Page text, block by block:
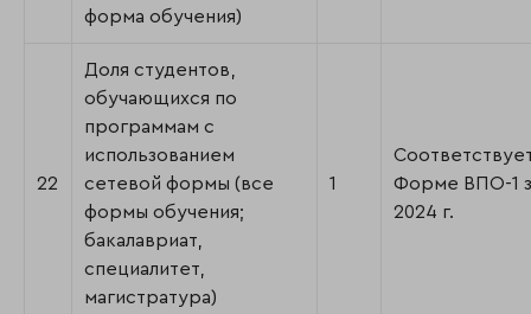
форма обучения)
22
Доля студентов,
обучающихся по
программам с
использованием
сетевой формы (все
формы обучения;
бакалавриат,
специалитет,
магистратура)
1
Форме ВПО-1
2024 г.